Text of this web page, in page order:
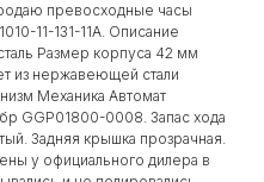
превосходные часы
11-131-11A. Описание
Размер корпуса 42 мм
из нержавеющей стали
Механика Автомат
GGP01800-0008. Запас хода
Задняя крышка прозрачная.
у официального дилера в